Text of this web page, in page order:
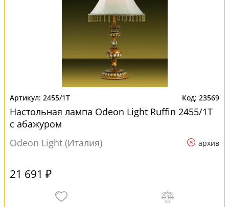
2455/1T 23569
Настольная лампа Odeon Light Ruffin 2455/1T
с абажуром
Odeon Light (Италия)
архив
21 691 ₽